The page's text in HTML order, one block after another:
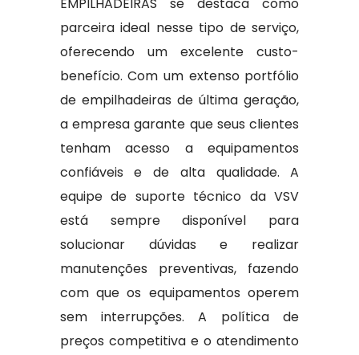
parceira ideal nesse tipo de serviço,
oferecendo um excelente custo-
benefício. Com um extenso portfólio
de empilhadeiras de última geração,
a empresa garante que seus clientes
tenham acesso a equipamentos
confiáveis e de alta qualidade. A
equipe de suporte técnico da VSV
está sempre disponível para
solucionar dúvidas e realizar
manutenções preventivas, fazendo
com que os equipamentos operem
sem interrupções. A política de
preços competitiva e o atendimento